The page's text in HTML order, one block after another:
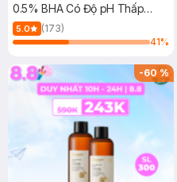
0.5% BHA Có Độ pH Thấp
150ml
5.0
(173)
41%
-60%